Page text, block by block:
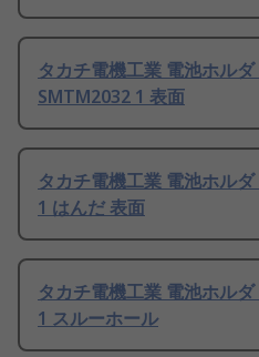
タカチ電機工業 電池ホルダ
SMTM2032 1 表面
タカチ電機工業 電池ホル
1 はんだ 表面
タカチ電機工業 電池ホル
1 スルーホール